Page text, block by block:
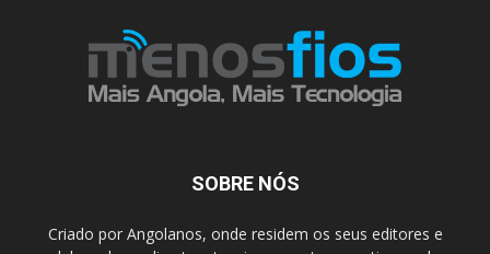
SOBRE NÓS
Criado por Angolanos, onde residem os seus editores e